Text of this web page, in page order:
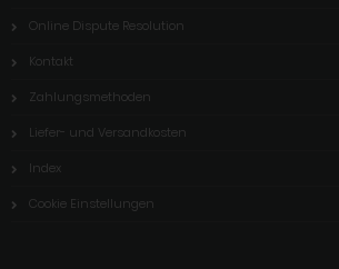
Online Dispute Resolution
Kontakt
Zahlungsmethoden
Liefer- und Versandkosten
Index
Cookie Einstellungen